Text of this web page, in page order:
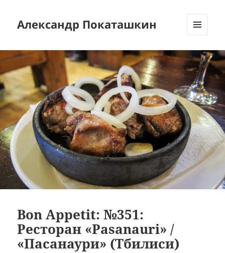
Александр Покаташкин
ВИДЖЕТЫ
Bon Appetit: №351:
Ресторан «Pasanauri» /
«Пасанаури» (Тбилиси)